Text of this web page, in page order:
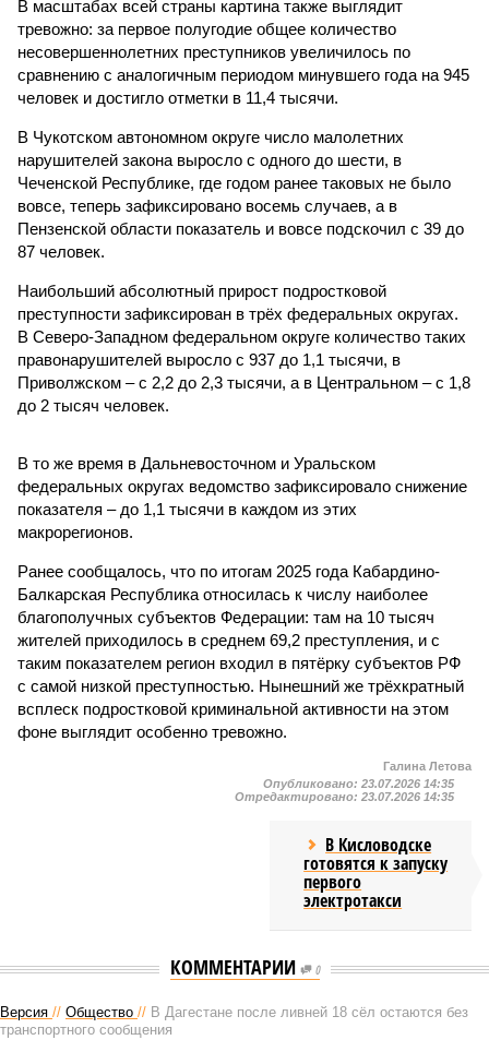
В масштабах всей страны картина также выглядит
тревожно: за первое полугодие общее количество
несовершеннолетних преступников увеличилось по
сравнению с аналогичным периодом минувшего года на 945
человек и достигло отметки в 11,4 тысячи.
В Чукотском автономном округе число малолетних
нарушителей закона выросло с одного до шести, в
Чеченской Республике, где годом ранее таковых не было
вовсе, теперь зафиксировано восемь случаев, а в
Пензенской области показатель и вовсе подскочил с 39 до
87 человек.
Наибольший абсолютный прирост подростковой
преступности зафиксирован в трёх федеральных округах.
В Северо-Западном федеральном округе количество таких
правонарушителей выросло с 937 до 1,1 тысячи, в
Приволжском – с 2,2 до 2,3 тысячи, а в Центральном – с 1,8
до 2 тысяч человек.
В то же время в Дальневосточном и Уральском
федеральных округах ведомство зафиксировало снижение
показателя – до 1,1 тысячи в каждом из этих
макрорегионов.
Ранее сообщалось, что по итогам 2025 года Кабардино-
Балкарская Республика относилась к числу наиболее
благополучных субъектов Федерации: там на 10 тысяч
жителей приходилось в среднем 69,2 преступления, и с
таким показателем регион входил в пятёрку субъектов РФ
с самой низкой преступностью. Нынешний же трёхкратный
всплеск подростковой криминальной активности на этом
фоне выглядит особенно тревожно.
Галина Летова
Опубликовано: 23.07.2026 14:35
Отредактировано: 23.07.2026 14:35
В Кисловодске
готовятся к запуску
первого
электротакси
КОММЕНТАРИИ 0
Версия // Общество // В Дагестане после ливней 18 сёл остаются без
транспортного сообщения